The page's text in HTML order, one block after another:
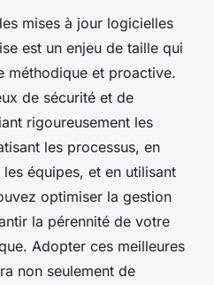
mises à jour logicielles
est un enjeu de taille qui
méthodique et proactive.
de sécurité et de
rigoureusement les
les processus, en
équipes, et en utilisant
optimiser la gestion
la pérennité de votre
Adopter ces meilleures
non seulement de